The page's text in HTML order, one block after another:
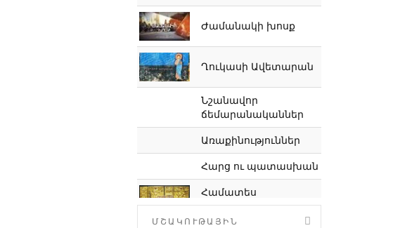
Ժամանակի խոսք
Ղուկասի Ավետարան
Նշանավոր
ճեմարանականներ
Առաքինություններ
Հարց ու պատասխան
Համատես
ավետարաններ
ՄՇԱԿՈՒԹԱՅԻՆ